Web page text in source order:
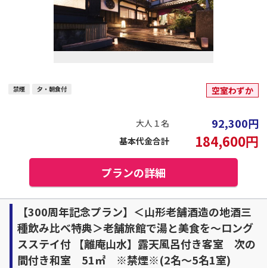
禁煙 夕・朝食付 空室わずか
大人１名 92,300円
基本代金合計 184,600円
プランの詳細
【300周年記念プラン】＜山形老舗酒造の地酒三
種飲み比べ特典＞老舗旅館で湯と美食を～ロング
スステイ付 【離庵山水】露天風呂付き客室 次の
間付き和室 51㎡ ※禁煙※(2名～5名1室)